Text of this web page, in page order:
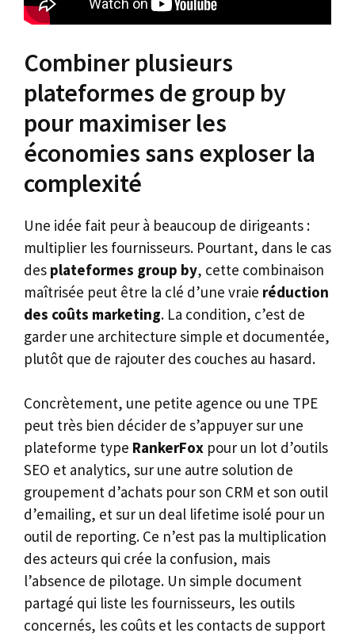
Combiner plusieurs
plateformes de group by
pour maximiser les
économies sans exploser la
complexité
Une idée fait peur à beaucoup de dirigeants :
multiplier les fournisseurs. Pourtant, dans le cas
des plateformes group by, cette combinaison
maîtrisée peut être la clé d’une vraie réduction
des coûts marketing. La condition, c’est de
garder une architecture simple et documentée,
plutôt que de rajouter des couches au hasard.
Concrètement, une petite agence ou une TPE
peut très bien décider de s’appuyer sur une
plateforme type RankerFox pour un lot d’outils
SEO et analytics, sur une autre solution de
groupement d’achats pour son CRM et son outil
d’emailing, et sur un deal lifetime isolé pour un
outil de reporting. Ce n’est pas la multiplication
des acteurs qui crée la confusion, mais
l’absence de pilotage. Un simple document
partagé qui liste les fournisseurs, les outils
concernés, les coûts et les contacts de support